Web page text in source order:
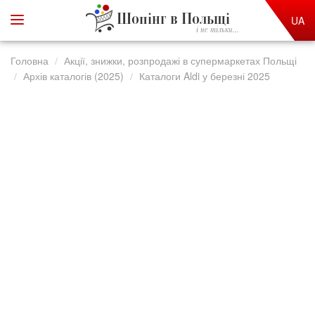
Шопінг в Польщі
і не тільки...
UA
Головна
Акції, знижки, розпродажі в супермаркетах Польщі
Архів каталогів (2025)
Каталоги Aldi у березні 2025